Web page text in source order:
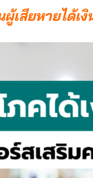
เสียหายได้เ